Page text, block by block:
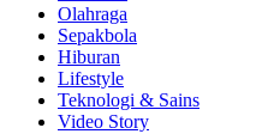
Olahraga
Sepakbola
Hiburan
Lifestyle
Teknologi & Sains
Video Story